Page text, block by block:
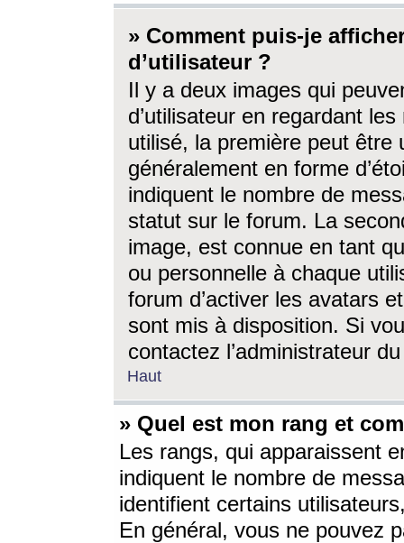
» Comment puis-je
d’utilisateur ?
Il y a deux images qui
d’utilisateur en regardant
utilisé, la première peut être
généralement en forme
indiquent le nombre de
statut sur le forum. La
image, est connue en tant
ou personnelle à chaque
forum d’activer les avatars
sont mis à disposition. Si
contactez l’administrateur
Haut
» Quel est mon rang et
Les rangs, qui apparaissent
indiquent le nombre de
identifient certains
En général, vous ne pouvez